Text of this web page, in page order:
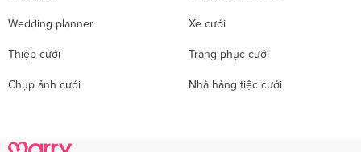
Wedding planner Xe cưới
Thiệp cưới Trang phục cưới
Chụp ảnh cưới Nhà hàng tiệc cưới